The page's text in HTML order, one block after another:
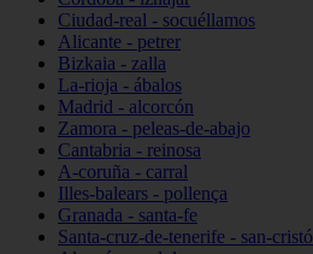
Ciudad-real - socuéllamos
Alicante - petrer
Bizkaia - zalla
La-rioja - ábalos
Madrid - alcorcón
Zamora - peleas-de-abajo
Cantabria - reinosa
A-coruña - carral
Illes-balears - pollença
Granada - santa-fe
Santa-cruz-de-tenerife - san-